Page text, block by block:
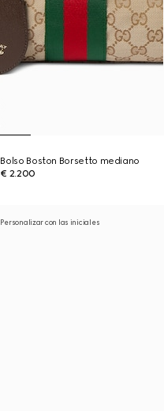
Bolso Boston Borsetto mediano
€ 2.200
Personalizar con las iniciales